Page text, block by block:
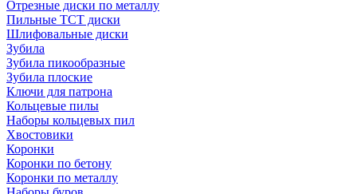
Отрезные диски по металлу
Пильные TCT диски
Шлифовальные диски
Зубила
Зубила пикообразные
Зубила плоские
Ключи для патрона
Кольцевые пилы
Наборы кольцевых пил
Хвостовики
Коронки
Коронки по бетону
Коронки по металлу